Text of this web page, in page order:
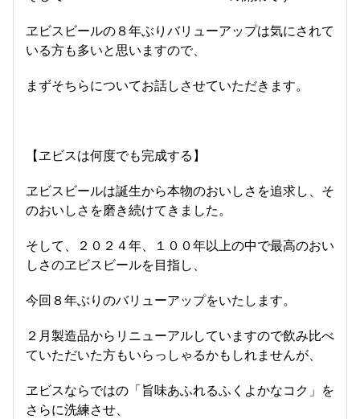
ヱビスビールの８年ぶりバリューアップは気にされて
いる方も多いと思いますので、
まずそちらについてお話しさせていただきます。
【ヱビスは何度でも完成する】
ヱビスビールは誕生から本物のおいしさを追求し、そ
のおいしさを磨き続けてきました。
そして、２０２４年、１００年以上の中で最高のおい
しさのヱビスビールを目指し、
今回８年ぶりのバリューアップをいたします。
２月製造品からリニューアルしていますので飲み比べ
ていただいた方もいらっしゃるかもしれませんが、
ヱビスならではの「旨味あふれるふくよかなコク」を
さらに洗練させ、